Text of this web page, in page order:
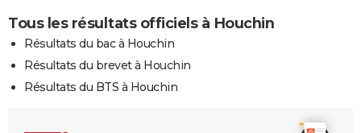
Tous les résultats officiels à Houchin
Résultats du bac à Houchin
Résultats du brevet à Houchin
Résultats du BTS à Houchin